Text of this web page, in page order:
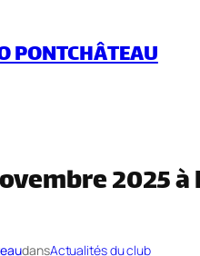
PONTCHÂTEAU
2025
dansActualités du club